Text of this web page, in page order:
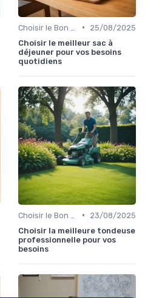
•
25/08/2025
Choisir le meilleur sac à
déjeuner pour vos besoins
quotidiens
•
23/08/2025
Choisir la meilleure tondeuse
professionnelle pour vos
besoins